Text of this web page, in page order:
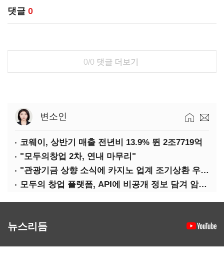
댓글 0
0/0 댓글 더보기
변소인
코웨이, 상반기 매출 전년비 13.9% 뛴 2조7719억
"모두의창업 2차, 연내 마무리"
"관광기금 상향 소식에 카지노 업계 조기상환 우려"
모두의 창업 플랫폼, API에 비공개 정보 담겨 암호키까지 새나갔다
뉴스리듬